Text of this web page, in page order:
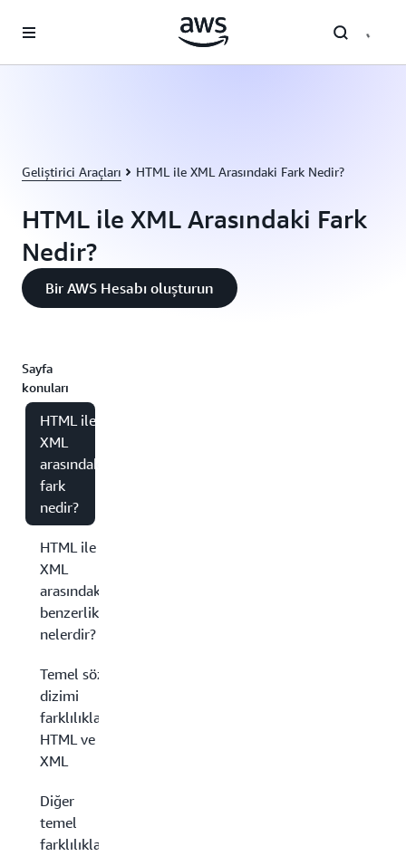
Geliştirici Araçları HTML ile XML Arasındaki Fark Nedir?
HTML ile XML Arasındaki Fark
Nedir?
Bir AWS Hesabı oluşturun
Sayfa
konuları
HTML ile
XML
arasındaki
fark
nedir?
HTML ile
XML
arasındaki
benzerlikler
nelerdir?
Temel söz
dizimi
farklılıkları:
HTML ve
XML
Diğer
temel
farklılıklar: